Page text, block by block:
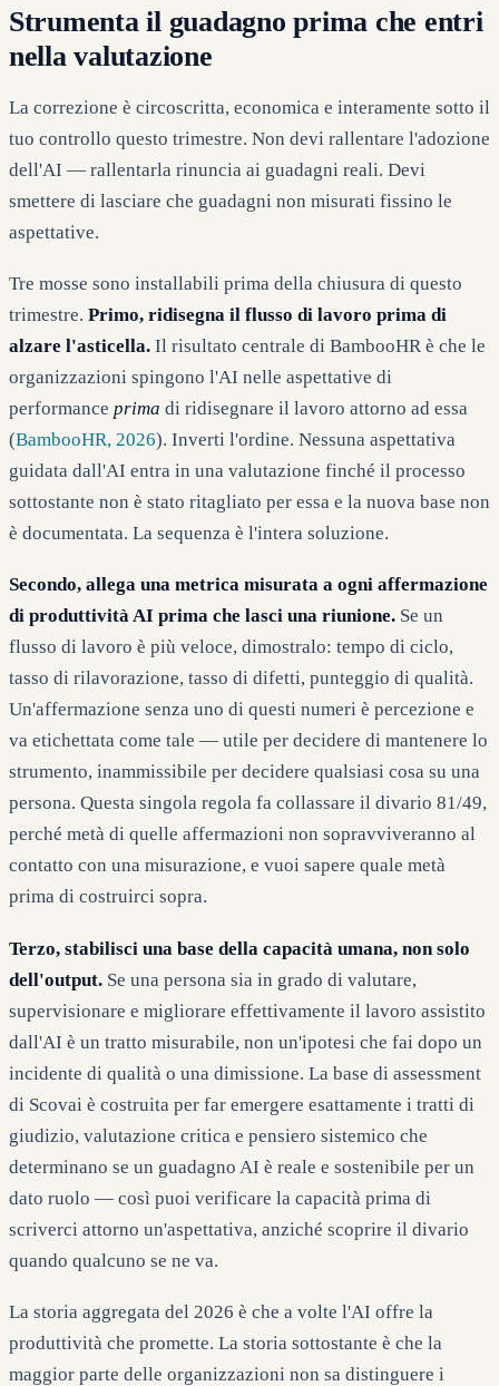
Strumenta il guadagno prima che entri
nella valutazione
La correzione è circoscritta, economica e interamente sotto il
tuo controllo questo trimestre. Non devi rallentare l'adozione
dell'AI — rallentarla rinuncia ai guadagni reali. Devi
smettere di lasciare che guadagni non misurati fissino le
aspettative.
Tre mosse sono installabili prima della chiusura di questo
trimestre. Primo, ridisegna il flusso di lavoro prima di
alzare l'asticella. Il risultato centrale di BambooHR è che le
organizzazioni spingono l'AI nelle aspettative di
performance prima di ridisegnare il lavoro attorno ad essa
(BambooHR, 2026). Inverti l'ordine. Nessuna aspettativa
guidata dall'AI entra in una valutazione finché il processo
sottostante non è stato ritagliato per essa e la nuova base non
è documentata. La sequenza è l'intera soluzione.
Secondo, allega una metrica misurata a ogni affermazione
di produttività AI prima che lasci una riunione. Se un
flusso di lavoro è più veloce, dimostralo: tempo di ciclo,
tasso di rilavorazione, tasso di difetti, punteggio di qualità.
Un'affermazione senza uno di questi numeri è percezione e
va etichettata come tale — utile per decidere di mantenere lo
strumento, inammissibile per decidere qualsiasi cosa su una
persona. Questa singola regola fa collassare il divario 81/49,
perché metà di quelle affermazioni non sopravviveranno al
contatto con una misurazione, e vuoi sapere quale metà
prima di costruirci sopra.
Terzo, stabilisci una base della capacità umana, non solo
dell'output. Se una persona sia in grado di valutare,
supervisionare e migliorare effettivamente il lavoro assistito
dall'AI è un tratto misurabile, non un'ipotesi che fai dopo un
incidente di qualità o una dimissione. La base di assessment
di Scovai è costruita per far emergere esattamente i tratti di
giudizio, valutazione critica e pensiero sistemico che
determinano se un guadagno AI è reale e sostenibile per un
dato ruolo — così puoi verificare la capacità prima di
scriverci attorno un'aspettativa, anziché scoprire il divario
quando qualcuno se ne va.
La storia aggregata del 2026 è che a volte l'AI offre la
produttività che promette. La storia sottostante è che la
maggior parte delle organizzazioni non sa distinguere i